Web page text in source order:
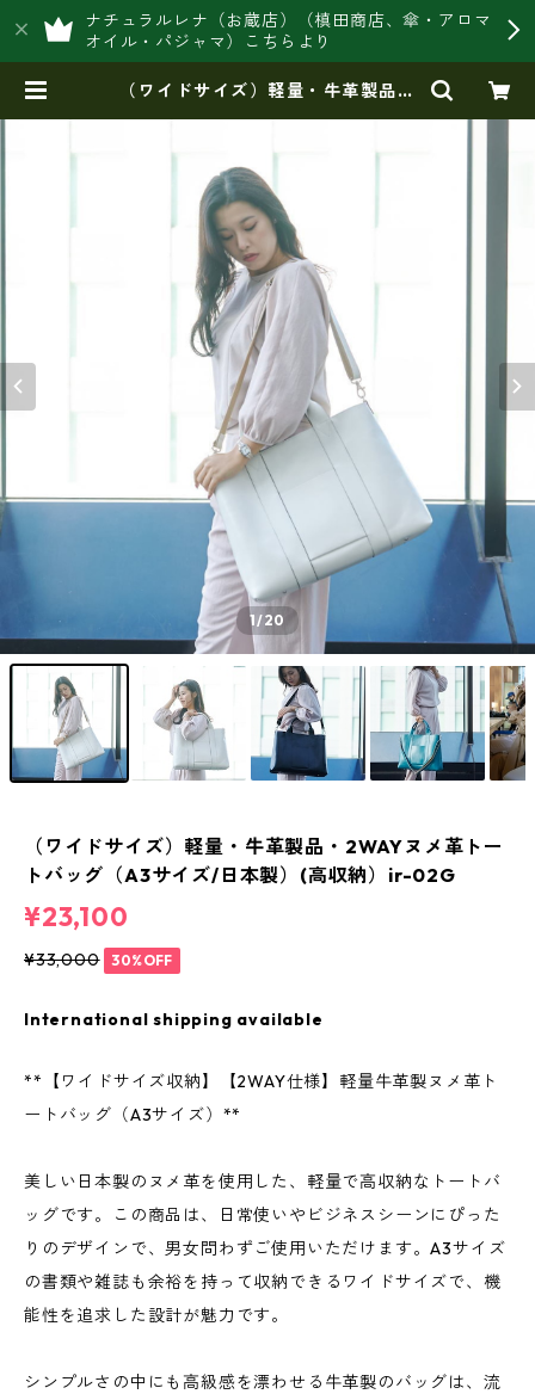
ナチュラルレナ（お蔵店）（槙田商店、傘・アロマ
オイル・パジャマ）こちらより
（ワイドサイズ）軽量・牛革製品・
製オリジナルバッグ製造販売【日本
製・バッグ財布 専門店】レナ ジ
ャパンメイド ショップ
1/20
（ワイドサイズ）軽量・牛革製品・2WAYヌメ革トー
トバッグ（A3サイズ/日本製）(高収納）ir-02G
¥23,100
¥33,000 30%OFF
International shipping available
**【ワイドサイズ収納】【2WAY仕様】軽量牛革製ヌメ革ト
ートバッグ（A3サイズ）**
美しい日本製のヌメ革を使用した、軽量で高収納なトートバ
ッグです。この商品は、日常使いやビジネスシーンにぴった
りのデザインで、男女問わずご使用いただけます。A3サイズ
の書類や雑誌も余裕を持って収納できるワイドサイズで、機
能性を追求した設計が魅力です。
シンプルさの中にも高級感を漂わせる牛革製のバッグは、流